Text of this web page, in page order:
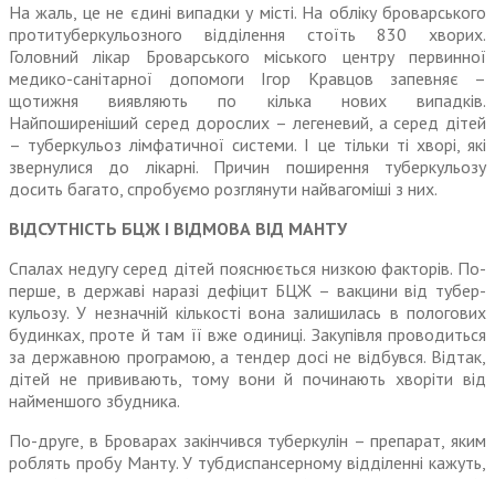
На жаль, це не єдині випадки у місті. На обліку броварського
протитуберкульозного відділення стоїть 830 хворих.
Головний лікар Броварського міського центру первинної
медико-санітарної допомоги Ігор Кравцов запевняє –
щотижня виявляють по кілька нових випадків.
Найпоширеніший серед дорослих – легеневий, а серед дітей
– туберкульоз лімфатичної системи. І це тільки ті хворі, які
звернулися до лікарні. Причин поширення туберкульозу
досить багато, спробуємо розглянути найвагоміші з них.
ВІДСУТНІСТЬ БЦЖ І ВІДМОВА ВІД МАНТУ
Спалах недугу серед дітей пояснюється низкою факторів. По-
перше, в державі наразі дефіцит БЦЖ – вакцини від тубер­
кульозу. У незначній кількості вона залишилась в пологових
будинках, проте й там її вже одиниці. Закупівля проводиться
за державною програмою, а тен­дер досі не відбувся. Відтак,
дітей не прививають, тому вони й почи­нають хворіти від
найменшого збудника.
По-друге, в Броварах закін­чився туберкулін – препарат, яким
роблять пробу Манту. У тубдиспансерному відділенні кажуть,